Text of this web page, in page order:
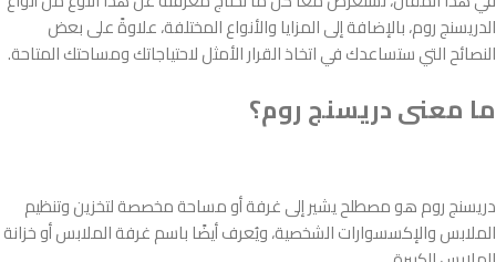
الدريسنج روم، بالإضافة إلى المزايا والأنواع المختلفة، علاوةً على بعض
النصائح التي ستساعدك في اتخاذ القرار الأمثل لاحتياجاتك ومساحتك المتاحة.
ما معنى دريسنج روم؟
دريسنج روم هو مصطلح يشير إلى غرفة أو مساحة مخصصة لتخزين وتنظيم
الملابس والإكسسوارات الشخصية، ويُعرف أيضًا باسم غرفة الملابس أو خزانة